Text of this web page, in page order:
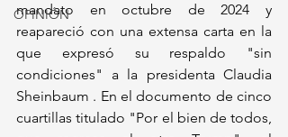
OPINIÓN
mandato en octubre de 2024 y
reapareció con una extensa carta en la
que expresó su respaldo "sin
condiciones" a la presidenta Claudia
Sheinbaum . En el documento de cinco
cuartillas titulado "Por el bien de todos,